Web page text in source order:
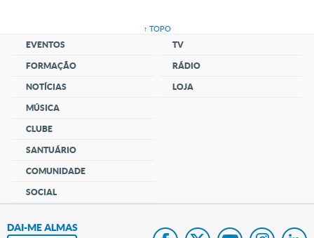
↑ TOPO
EVENTOS
FORMAÇÃO
NOTÍCIAS
MÚSICA
CLUBE
SANTUÁRIO
COMUNIDADE
SOCIAL
TV
RÁDIO
LOJA
DAI-ME ALMAS